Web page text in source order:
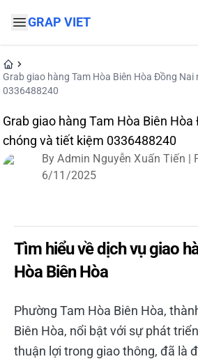
GRAP VIET
Grab giao hàng Tam Hòa Biên Hòa Đồng
0336488240
Grab giao hàng Tam Hòa Biên
chóng và tiết kiệm 0336488240
ByAdmin Nguyễn Xuấn Tiến |
6/11/2025
Đặt xe ngay
Tìm hiểu về dịch vụ giao
Hòa Biên Hòa
Phường Tam Hòa Biên Hòa,
Biên Hòa, nổi bật với sự phát
thuận lợi trong giao thông, đã là